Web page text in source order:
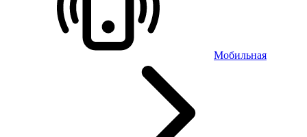
Мобильная